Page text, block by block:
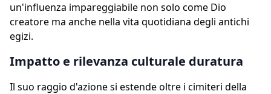
un'influenza impareggiabile non solo come Dio
creatore ma anche nella vita quotidiana degli antichi
egizi.
Impatto e rilevanza culturale duratura
Il suo raggio d'azione si estende oltre i cimiteri della